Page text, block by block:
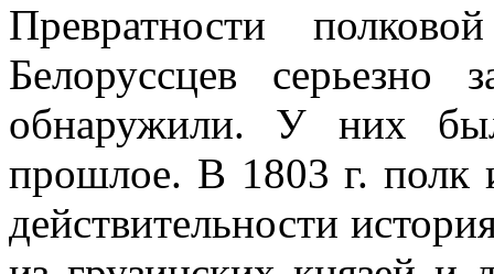
Превратности
Белоруссцев
обнаружили. У них
прошлое. В 1803 г. полк
действительности